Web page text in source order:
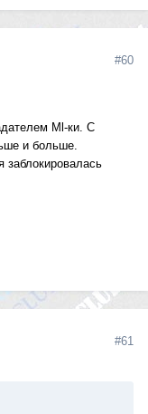
#60
Ml-ки. С
и больше.
заблокировалась
#61